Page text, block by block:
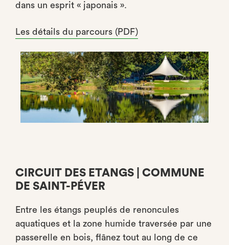
dans un esprit « japonais ».
Les détails du parcours (PDF)
CIRCUIT DES ETANGS | COMMUNE
DE SAINT-PÉVER
Entre les étangs peuplés de renoncules
aquatiques et la zone humide traversée par une
passerelle en bois, flânez tout au long de ce